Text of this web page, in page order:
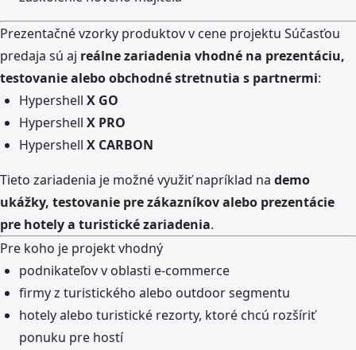
Prezentačné vzorky produktov v cene projektu Súčasťou
predaja sú aj reálne zariadenia vhodné na prezentáciu,
testovanie alebo obchodné stretnutia s partnermi:
Hypershell X GO
Hypershell X PRO
Hypershell X CARBON
Tieto zariadenia je možné využiť napríklad na demo
ukážky, testovanie pre zákazníkov alebo prezentácie
pre hotely a turistické zariadenia.
Pre koho je projekt vhodný
podnikateľov v oblasti e-commerce
firmy z turistického alebo outdoor segmentu
hotely alebo turistické rezorty, ktoré chcú rozšíriť
ponuku pre hostí